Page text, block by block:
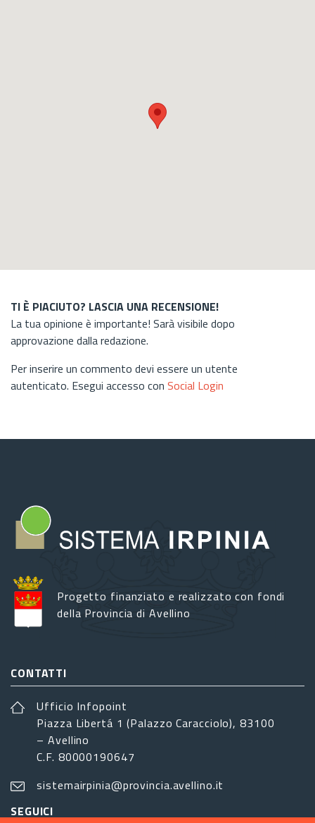
TI È PIACIUTO? LASCIA UNA RECENSIONE!
La tua opinione è importante! Sarà visibile dopo
approvazione dalla redazione.
Per inserire un commento devi essere un utente
autenticato. Esegui accesso con Social Login
Progetto finanziato e realizzato con fondi
della Provincia di Avellino
CONTATTI
Ufficio Infopoint
Piazza Libertá 1 (Palazzo Caracciolo), 83100
– Avellino
C.F. 80000190647
sistemairpinia@provincia.avellino.it
SEGUICI